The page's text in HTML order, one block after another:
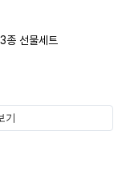
종 선물세트
기